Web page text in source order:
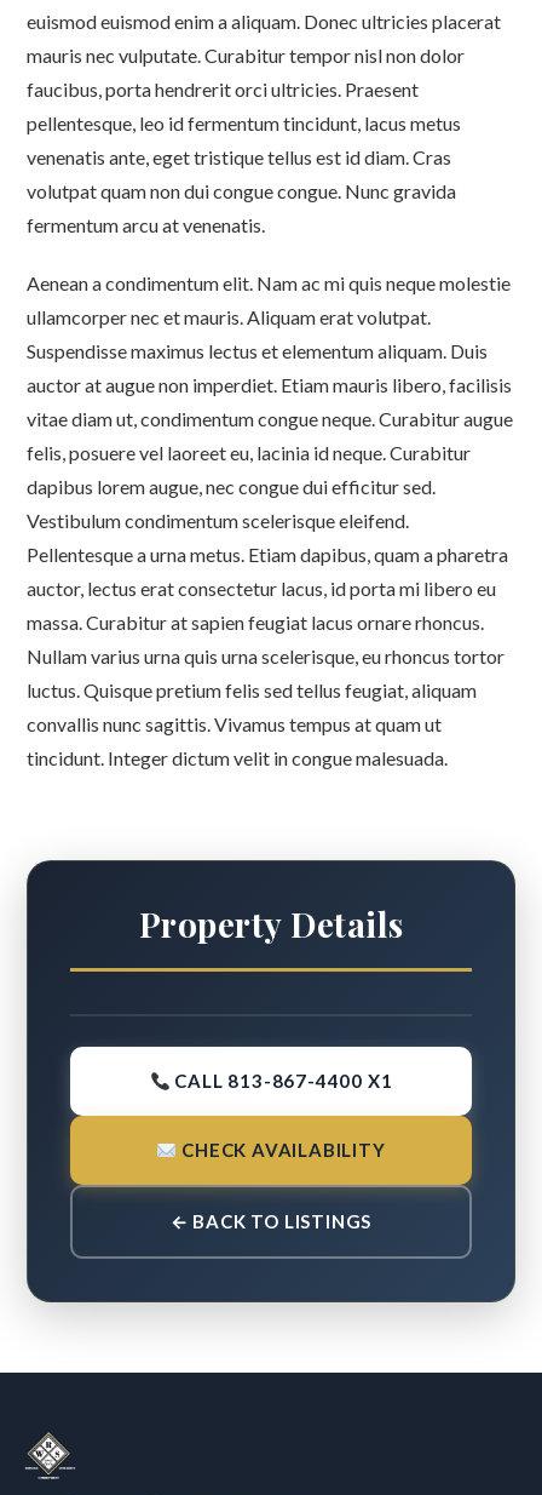
euismod euismod enim a aliquam. Donec ultricies placerat
mauris nec vulputate. Curabitur tempor nisl non dolor
faucibus, porta hendrerit orci ultricies. Praesent
pellentesque, leo id fermentum tincidunt, lacus metus
venenatis ante, eget tristique tellus est id diam. Cras
volutpat quam non dui congue congue. Nunc gravida
fermentum arcu at venenatis.
Aenean a condimentum elit. Nam ac mi quis neque molestie
ullamcorper nec et mauris. Aliquam erat volutpat.
Suspendisse maximus lectus et elementum aliquam. Duis
auctor at augue non imperdiet. Etiam mauris libero, facilisis
vitae diam ut, condimentum congue neque. Curabitur augue
felis, posuere vel laoreet eu, lacinia id neque. Curabitur
dapibus lorem augue, nec congue dui efficitur sed.
Vestibulum condimentum scelerisque eleifend.
Pellentesque a urna metus. Etiam dapibus, quam a pharetra
auctor, lectus erat consectetur lacus, id porta mi libero eu
massa. Curabitur at sapien feugiat lacus ornare rhoncus.
Nullam varius urna quis urna scelerisque, eu rhoncus tortor
luctus. Quisque pretium felis sed tellus feugiat, aliquam
convallis nunc sagittis. Vivamus tempus at quam ut
tincidunt. Integer dictum velit in congue malesuada.
Property Details
CALL 813-867-4400 X1
CHECK AVAILABILITY
← BACK TO LISTINGS